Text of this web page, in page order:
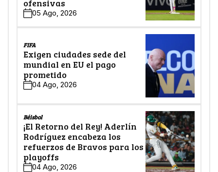
ofensivas
05 Ago, 2026
FIFA
Exigen ciudades sede del
mundial en EU el pago
prometido
04 Ago, 2026
Béisbol
¡El Retorno del Rey! Aderlín
Rodríguez encabeza los
refuerzos de Bravos para los
playoffs
04 Ago, 2026